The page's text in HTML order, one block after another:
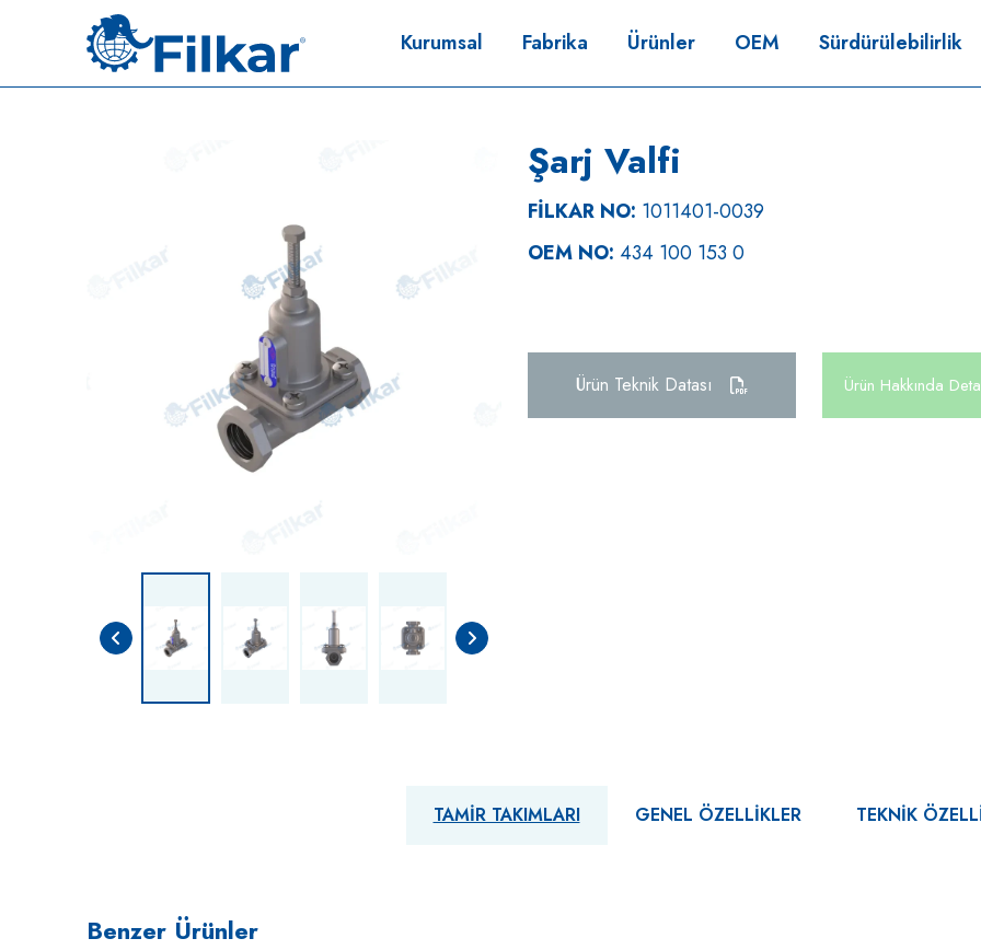
Kurumsal Fabrika Ürünler OEM Sürdürülebilirlik
Şarj Valfi
FİLKAR NO: 1011401-0039
OEM NO: 434 100 153 0
Ürün Teknik Datası Ürün Hakkında
TAMIR TAKIMLARI GENEL ÖZELLIKLER TEKNIK
Benzer Ürünler